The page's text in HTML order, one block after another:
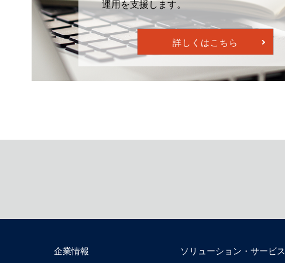
運用を支援します。
詳しくはこちら
企業情報 ソリューション・サービス